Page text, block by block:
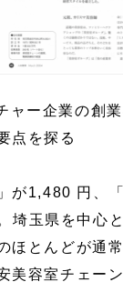
ャー企業の創
点を探る
が1,480 円、
埼玉県を中心
ほとんどが通
美容室チェー